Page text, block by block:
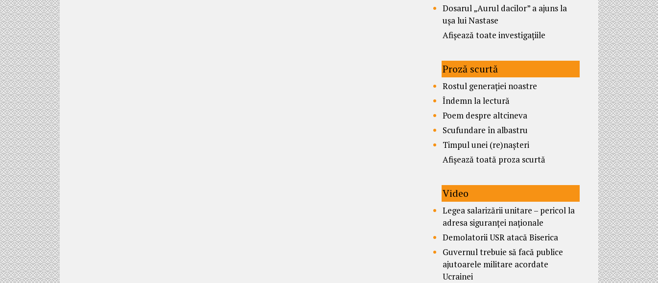
Dosarul „Aurul dacilor” a ajuns la
ușa lui Nastase
Afișează toate investigațiile
Proză scurtă
Rostul generației noastre
Îndemn la lectură
Poem despre altcineva
Scufundare în albastru
Timpul unei (re)nașteri
Afișează toată proza scurtă
Video
Legea salarizării unitare – pericol la
adresa siguranței naționale
Demolatorii USR atacă Biserica
Guvernul trebuie să facă publice
ajutoarele militare acordate
Ucrainei